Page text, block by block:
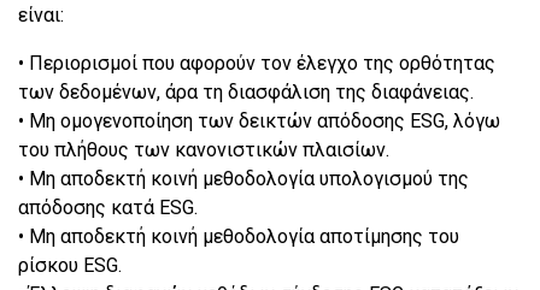
είναι:
• Περιορισμοί που αφορούν τον έλεγχο της ορθότητας
των δεδομένων, άρα τη διασφάλιση της διαφάνειας.
• Μη ομογενοποίηση των δεικτών απόδοσης ESG, λόγω
του πλήθους των κανονιστικών πλαισίων.
• Μη αποδεκτή κοινή μεθοδολογία υπολογισμού της
απόδοσης κατά ESG.
• Μη αποδεκτή κοινή μεθοδολογία αποτίμησης του
ρίσκου ESG.